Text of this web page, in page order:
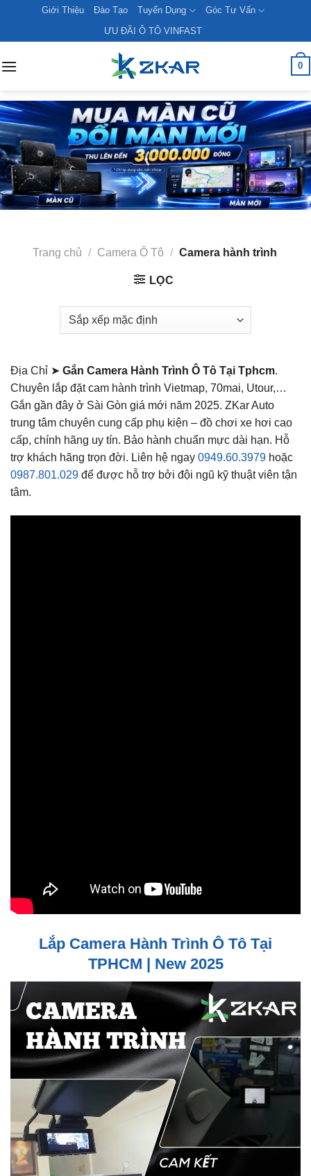
content
Giới Thiệu Đào Tạo Tuyển Dụng
Góc Tư Vấn
ƯU ĐÃI Ô TÔ VINFAST
0
Trang chủ / Camera Ô Tô / Camera hành trình
LỌC
Địa Chỉ ➤ Gắn Camera Hành Trình Ô Tô Tại Tphcm.
Chuyên lắp đặt cam hành trình Vietmap, 70mai, Utour,…
Gắn gần đây ở Sài Gòn giá mới năm 2025. ZKar Auto
trung tâm chuyên cung cấp phụ kiện – đồ chơi xe hơi cao
cấp, chính hãng uy tín. Bảo hành chuẩn mực dài hạn. Hỗ
trợ khách hãng trọn đời. Liên hệ ngay 0949.60.3979 hoặc
0987.801.029 để được hỗ trợ bởi đội ngũ kỹ thuật viên tận
tâm.
Lắp Camera Hành Trình Ô Tô Tại
TPHCM | New 2025